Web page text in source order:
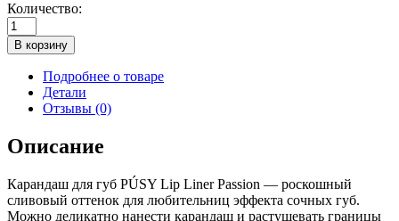
Количество:
Количество
товара
Pusy
Карандаш
(passion)
В корзину
Подробнее о товаре
Детали
Отзывы (0)
Описание
Карандаш для губ PÚSY Lip Liner Passion — роскошный
сливовый оттенок для любительниц эффекта сочных губ.
Можно деликатно нанести карандаш и растушевать границы